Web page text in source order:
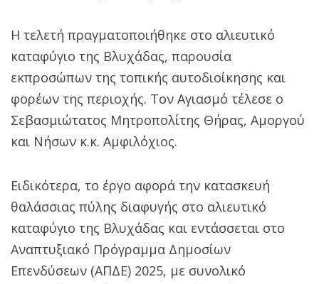
Η τελετή πραγματοποιήθηκε στο αλιευτικό
καταφύγιο της Βλυχάδας, παρουσία
εκπροσώπων της τοπικής αυτοδιοίκησης και
φορέων της περιοχής. Τον Αγιασμό τέλεσε ο
Σεβασμιώτατος Μητροπολίτης Θήρας, Αμοργού
και Νήσων κ.κ. Αμφιλόχιος.
Ειδικότερα, το έργο αφορά την κατασκευή
θαλάσσιας πύλης διαφυγής στο αλιευτικό
καταφύγιο της Βλυχάδας και εντάσσεται στο
Αναπτυξιακό Πρόγραμμα Δημοσίων
Επενδύσεων (ΑΠΔΕ) 2025, με συνολικό